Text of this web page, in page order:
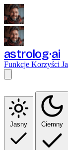
astrolog ai
Funkcje Korzyści
Jasny Ciemny